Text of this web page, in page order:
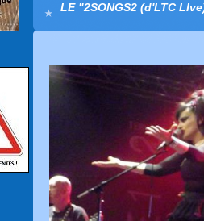
LE "2SONGS2 (d'LTC